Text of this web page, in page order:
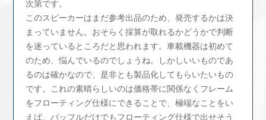
次第です。
このスピーカーはまだ参考出品のため、発売するかは決
まっていません。おそらく採算が取れるかどうかで判断
を迷っているところだと思われます。車載機器は初めて
のため、悩んでいるのでしょうね。しかしいいものであ
るのは確かなので、是非とも製品化してもらいたいもの
です。これの素晴らしいのは価格帯に関係なくフレーム
をフローティング仕様にできることで、極端なことをい
えば、バッフルだけでもフローティング仕様で出せそう